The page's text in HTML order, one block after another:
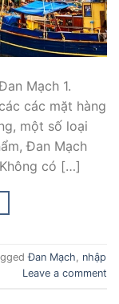
Mạch 1.
các mặt hàng
một số loại
Đan Mạch
có […]
Đan Mạch, nhập
Leave a comment